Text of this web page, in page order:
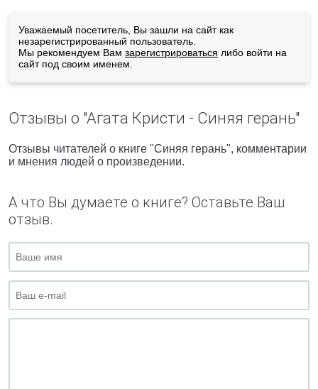
Уважаемый посетитель, Вы зашли на сайт как
незарегистрированный пользователь.
Мы рекомендуем Вам зарегистрироваться либо войти на
сайт под своим именем.
Отзывы о "Агата Кристи - Синяя герань"
Отзывы читателей о книге "Синяя герань", комментарии
и мнения людей о произведении.
А что Вы думаете о книге? Оставьте Ваш
отзыв.